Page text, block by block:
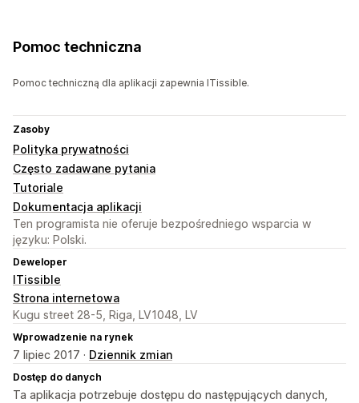
Pomoc techniczna
Pomoc techniczną dla aplikacji zapewnia ITissible.
Zasoby
Polityka prywatności
Często zadawane pytania
Tutoriale
Dokumentacja aplikacji
Ten programista nie oferuje bezpośredniego wsparcia w
języku: Polski.
Deweloper
ITissible
Strona internetowa
Kugu street 28-5, Riga, LV1048, LV
Wprowadzenie na rynek
7 lipiec 2017 · Dziennik zmian
Dostęp do danych
Ta aplikacja potrzebuje dostępu do następujących danych,